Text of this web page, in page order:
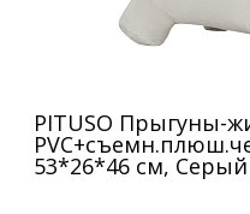
PITUSO Прыгуны-
53*26*46 см, Серый